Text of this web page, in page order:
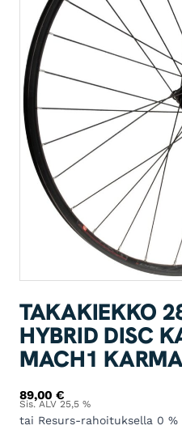
TAKAKIEKKO
HYBRID DISC
MACH1
89,00€
Sis. ALV 25,5 %
tai Resurs-rahoituksella 0 %